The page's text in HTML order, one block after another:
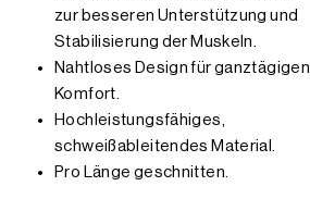
zur besseren Unterstützung und
Stabilisierung der Muskeln.
Nahtloses Design für ganztägigen
Komfort.
Hochleistungsfähiges,
schweißableitendes Material.
Pro Länge geschnitten.